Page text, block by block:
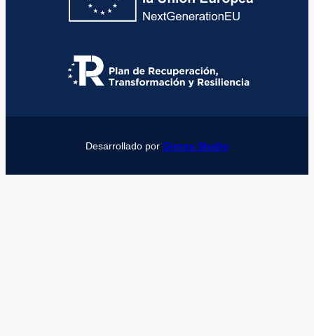
Desarrollado por Girona Studio